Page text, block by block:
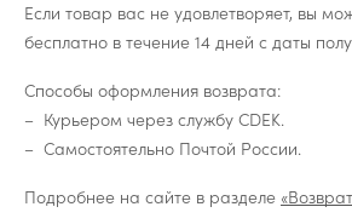
Если товар вас не удовлетворяет, вы
бесплатно в течение 14 дней с даты
Способы оформления возврата:
Курьером через службу CDEK.
Самостоятельно Почтой России.
Подробнее на сайте в разделе